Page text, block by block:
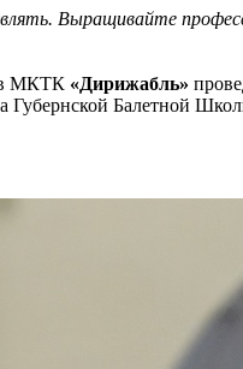
Выращивайте
в МКТК «Дирижабль»
Губернской Балетной